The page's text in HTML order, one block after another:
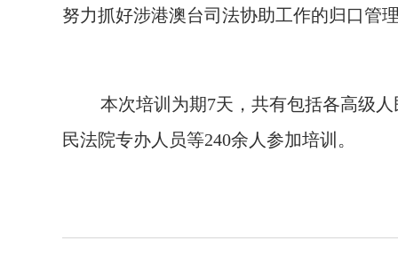
努力抓好涉港澳台司法协助工作的归口管
本次培训为期7天，共有包括各高级
民法院专办人员等240余人参加培训。